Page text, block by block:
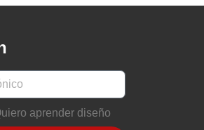
aprender diseño